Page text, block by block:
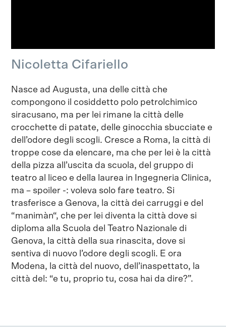
Nicoletta Cifariello
Nasce ad Augusta, una delle città che
compongono il cosiddetto polo petrolchimico
siracusano, ma per lei rimane la città delle
crocchette di patate, delle ginocchia sbucciate e
dell’odore degli scogli. Cresce a Roma, la città di
troppe cose da elencare, ma che per lei è la città
della pizza all’uscita da scuola, del gruppo di
teatro al liceo e della laurea in Ingegneria Clinica,
ma – spoiler -: voleva solo fare teatro. Si
trasferisce a Genova, la città dei carruggi e del
“manimàn“, che per lei diventa la città dove si
diploma alla Scuola del Teatro Nazionale di
Genova, la città della sua rinascita, dove si
sentiva di nuovo l’odore degli scogli. E ora
Modena, la città del nuovo, dell’inaspettato, la
città del: “e tu, proprio tu, cosa hai da dire?”.